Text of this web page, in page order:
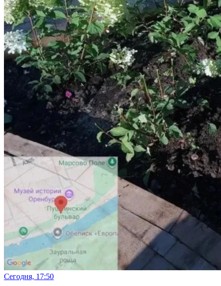
Сегодня, 17:50